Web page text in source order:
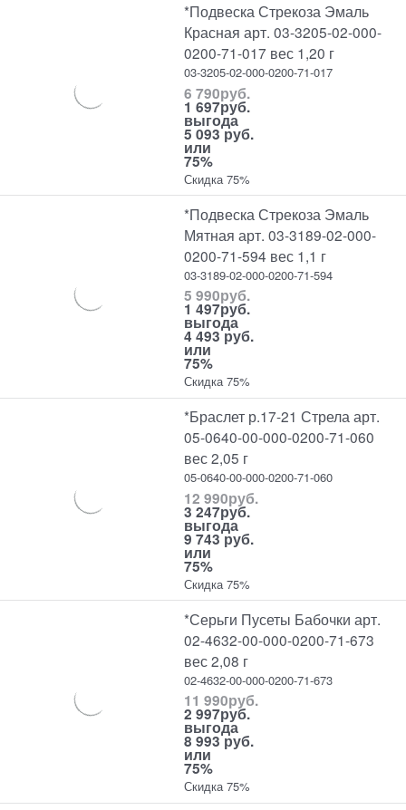
*Подвеска Стрекоза Эмаль
Красная арт. 03-3205-02-000-
0200-71-017 вес 1,20 г
03-3205-02-000-0200-71-017
6 790руб.
1 697руб.
выгода
5 093 руб.
или
75%
Скидка 75%
*Подвеска Стрекоза Эмаль
Мятная арт. 03-3189-02-000-
0200-71-594 вес 1,1 г
03-3189-02-000-0200-71-594
5 990руб.
1 497руб.
выгода
4 493 руб.
или
75%
Скидка 75%
*Браслет р.17-21 Стрела арт.
05-0640-00-000-0200-71-060
вес 2,05 г
05-0640-00-000-0200-71-060
12 990руб.
3 247руб.
выгода
9 743 руб.
или
75%
Скидка 75%
*Серьги Пусеты Бабочки арт.
02-4632-00-000-0200-71-673
вес 2,08 г
02-4632-00-000-0200-71-673
11 990руб.
2 997руб.
выгода
8 993 руб.
или
75%
Скидка 75%